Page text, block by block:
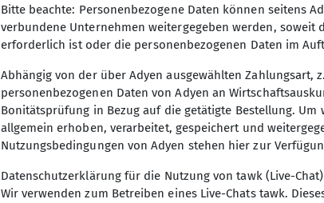
Bitte beachte: Personenbezogene Daten können seitens
verbundene Unternehmen weitergegeben werden,
erforderlich ist oder die personenbezogenen Daten im
Abhängig von der über Adyen ausgewählten
personenbezogenen Daten von Adyen an
Bonitätsprüfung in Bezug auf die getätigte Bestellung.
allgemein erhoben, verarbeitet, gespeichert und
Nutzungsbedingungen von Adyen stehen hier zur
Datenschutzerklärung für die Nutzung von tawk (Live-Chat)
Wir verwenden zum Betreiben eines Live-Chats tawk.